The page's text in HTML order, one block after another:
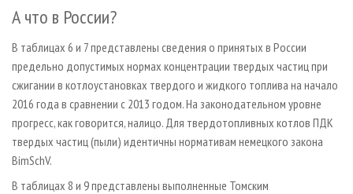
А что в России?
В таблицах 6 и 7 представлены сведения о принятых в России
предельно допустимых нормах концентрации твердых частиц при
сжигании в котлоустановках твердого и жидкого топлива на начало
2016 года в сравнении с 2013 годом. На законодательном уровне
прогресс, как говорится, налицо. Для твердотопливных котлов ПДК
твердых частиц (пыли) идентичны нормативам немецкого закона
BimSchV.
В таблицах 8 и 9 представлены выполненные Томским